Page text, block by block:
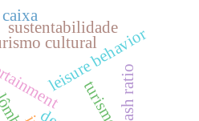
leisure behavior
cultural
sustentabilidade
cash ratio